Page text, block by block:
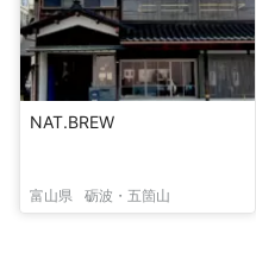
NAT.BREW
富山県 砺波・五箇山